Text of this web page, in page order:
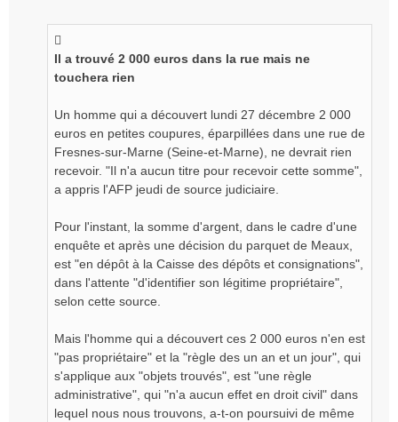
Il a trouvé 2 000 euros dans la rue mais ne
touchera rien
Un homme qui a découvert lundi 27 décembre 2 000
euros en petites coupures, éparpillées dans une rue de
Fresnes-sur-Marne (Seine-et-Marne), ne devrait rien
recevoir. "Il n'a aucun titre pour recevoir cette somme",
a appris l'AFP jeudi de source judiciaire.
Pour l'instant, la somme d'argent, dans le cadre d'une
enquête et après une décision du parquet de Meaux,
est "en dépôt à la Caisse des dépôts et consignations",
dans l'attente "d'identifier son légitime propriétaire",
selon cette source.
Mais l'homme qui a découvert ces 2 000 euros n'en est
"pas propriétaire" et la "règle des un an et un jour", qui
s'applique aux "objets trouvés", est "une règle
administrative", qui "n'a aucun effet en droit civil" dans
lequel nous nous trouvons, a-t-on poursuivi de même